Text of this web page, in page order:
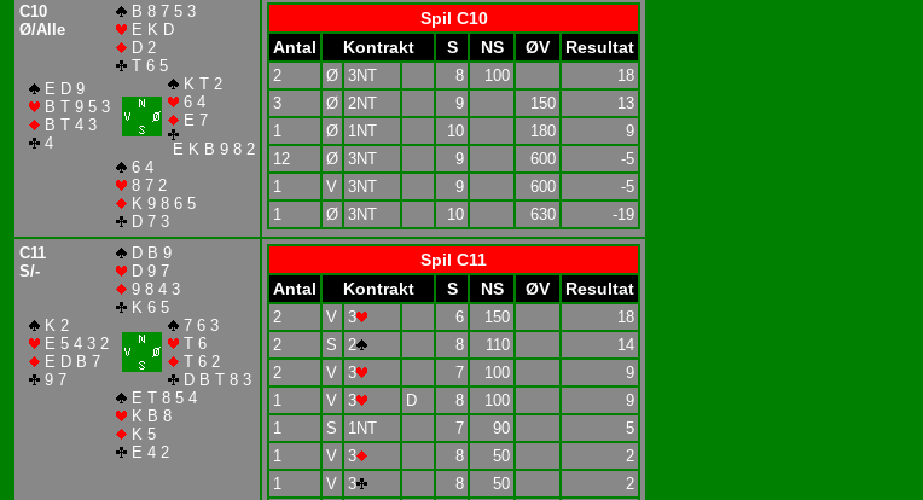
C10
Ø/Alle
B 8 7 5 3
E K D
D 2
T 6 5
E D 9
B T 9 5 3
B T 4 3
4
K T 2
6 4
E 7
E K B 9 8 2
6 4
8 7 2
K 9 8 6 5
D 7 3
Spil C10
Antal
Kontrakt S NS ØV Resultat
2 Ø 3NT 8 100
18
3
Ø 2NT 9 150
13
1
Ø 1NT 10 180
9
12
Ø 3NT 9 600
-5
1
V 3NT 9 600
-5
1
Ø 3NT 10 630 -19
C11
S/-
D B 9
D 9 7
9 8 4 3
K 6 5
K 2
E 5 4 3 2
E D B 7
9 7
7 6 3
T 6
T 6 2
D B T 8 3
E T 8 5 4
K B 8
K 5
E 4 2
Spil C11
Antal
Kontrakt S NS ØV Resultat
2 V 3 6 150
18
2
S 2 8 110
14
2
V 3 7 100
9
1
V 3 D 8 100
9
1
S 1NT 7 90
5
1
V 3 8 50
2
1
V 3 8 50
2